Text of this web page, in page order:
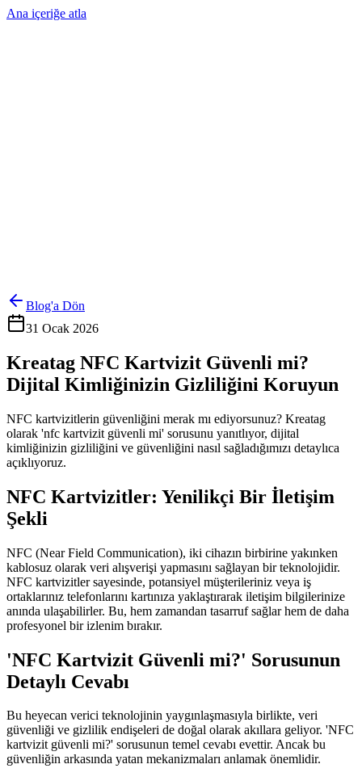
Ana içeriğe atla
Blog'a Dön
31 Ocak 2026
Kreatag NFC Kartvizit Güvenli mi?
Dijital Kimliğinizin Gizliliğini Koruyun
NFC kartvizitlerin güvenliğini merak mı ediyorsunuz? Kreatag
olarak 'nfc kartvizit güvenli mi' sorusunu yanıtlıyor, dijital
kimliğinizin gizliliğini ve güvenliğini nasıl sağladığımızı detaylıca
açıklıyoruz.
NFC Kartvizitler: Yenilikçi Bir İletişim
Şekli
NFC (Near Field Communication), iki cihazın birbirine yakınken
kablosuz olarak veri alışverişi yapmasını sağlayan bir teknolojidir.
NFC kartvizitler sayesinde, potansiyel müşterileriniz veya iş
ortaklarınız telefonlarını kartınıza yaklaştırarak iletişim bilgilerinize
anında ulaşabilirler. Bu, hem zamandan tasarruf sağlar hem de daha
profesyonel bir izlenim bırakır.
'NFC Kartvizit Güvenli mi?' Sorusunun
Detaylı Cevabı
Bu heyecan verici teknolojinin yaygınlaşmasıyla birlikte, veri
güvenliği ve gizlilik endişeleri de doğal olarak akıllara geliyor. 'NFC
kartvizit güvenli mi?' sorusunun temel cevabı evettir. Ancak bu
güvenliğin arkasında yatan mekanizmaları anlamak önemlidir.